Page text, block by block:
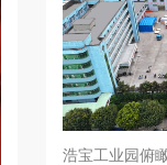
浩宝工业园俯